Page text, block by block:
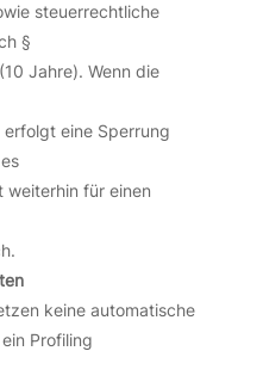
steuerrechtliche
§
Jahre). Wenn die
eine Sperrung
weiterhin für einen
keine automatische
Profiling